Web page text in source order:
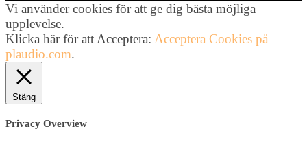
Vi använder cookies för att ge dig bästa möjliga
upplevelse.
Klicka här för att Acceptera: Acceptera Cookies på
plaudio.com.
Stäng
Privacy Overview